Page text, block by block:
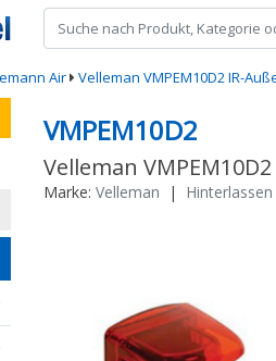
Air Velleman VMPEM10D2 IR-
VMPEM10D2
Velleman
Marke: Velleman |